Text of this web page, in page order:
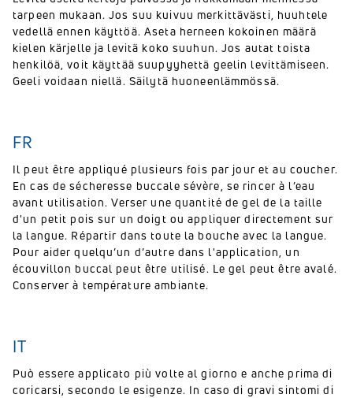
tarpeen mukaan. Jos suu kuivuu merkittävästi, huuhtele
vedellä ennen käyttöä. Aseta herneen kokoinen määrä
kielen kärjelle ja levitä koko suuhun. Jos autat toista
henkilöä, voit käyttää suupyyhettä geelin levittämiseen.
Geeli voidaan niellä. Säilytä huoneenlämmössä.
FR
Il peut être appliqué plusieurs fois par jour et au coucher.
En cas de sécheresse buccale sévère, se rincer à l’eau
avant utilisation. Verser une quantité de gel de la taille
d'un petit pois sur un doigt ou appliquer directement sur
la langue. Répartir dans toute la bouche avec la langue.
Pour aider quelqu’un d’autre dans l'application, un
écouvillon buccal peut être utilisé. Le gel peut être avalé.
Conserver à température ambiante.
IT
Può essere applicato più volte al giorno e anche prima di
coricarsi, secondo le esigenze. In caso di gravi sintomi di